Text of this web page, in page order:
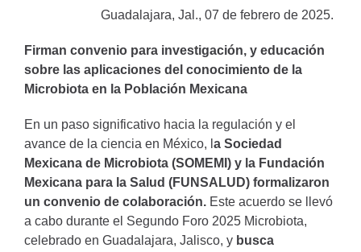
Guadalajara, Jal., 07 de febrero de 2025.
Firman convenio para investigación, y educación
sobre las aplicaciones del conocimiento de la
Microbiota en la Población Mexicana
En un paso significativo hacia la regulación y el
avance de la ciencia en México, l a Sociedad
Mexicana de Microbiota (SOMEMI) y la Fundación
Mexicana para la Salud (FUNSALUD) formalizaron
un convenio de colaboración. Este acuerdo se llevó
a cabo durante el Segundo Foro 2025 Microbiota,
celebrado en Guadalajara, Jalisco, y busca